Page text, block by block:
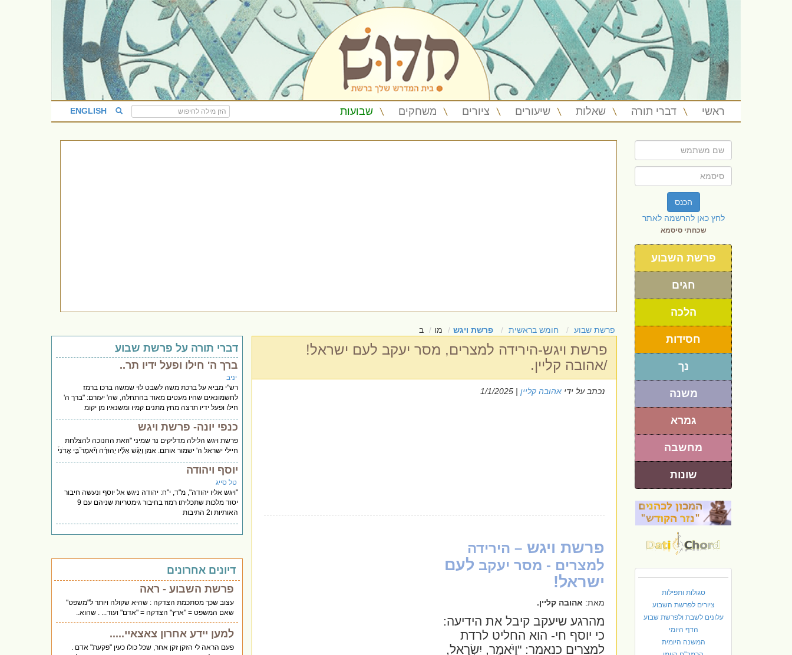
ראשי דברי תורה שאלות שיעורים ציורים משחקים שבועות ENGLISH
הכנס
לחץ כאן להרשמה לאתר
שכחתי סיסמא
פרשת השבוע
חגים
הלכה
חסידות
נך
משנה
גמרא
מחשבה
שונות
סגולות ותפילות
ציורים לפרשת השבוע
עלונים לשבת ולפרשת שבוע
הדף היומי
המשנה היומית
פרשת שבוע חומש בראשית פרשת ויגש מו ב
פרשת ויגש-הירידה למצרים, מסר יעקב לעם ישראל!
/אהובה קליין.
נכתב על ידי אהובה קליין | 1/1/2025
פרשת ויגש – הירידה
למצרים - מסר יעקב לעם
ישראל!
מאת: אהובה קליין.
מהרגע שיעקב קיבל את הידיעה:
כי יוסף חי- הוא החליט לרדת
למצרים כנאמר: "וַיֹּאמֶר, יִשְׂרָאֵל,
דברי תורה על פרשת שבוע
ברך ה' חילו ופעל ידיו תר..
יניב
רש"י מביא על ברכת משה לשבט לוי שמשה ברכו ברמז
לחשמונאים שהיו מעטים מאוד בהתחלה, שה' יעזרם: "ברך ה'
חילו ופעל ידיו תרצה מחץ מתנים קמיו ומשנאיו מן יקומ
כנפי יונה- פרשת ויגש
פרשת ויגש הלילה מדליקים נר שמיני "וזאת החנוכה להצלחת
חיילי ישראל ה' ישמור אותם. אמן וַיִּגַּ֨שׁ אֵלָ֜יו יְהוּדָ֗ה וַיֹּ֘אמֶר֮ בִּ֣י אֲדֹנִי֒
יוסף ויהודה
טל סייג
"ויגש אליו יהודה", מ"ד, י"ח: יהודה ניגש אל יוסף ונעשה חיבור
יסוד מלכות שתכליתו רמוז בחיבור גימטריות שניהם עם 9
האותיות ו2 התיבות
דיונים אחרונים
פרשת השבוע - ראה
עצוב שכך מסתכמת הצדקה : שהיא שקולה ויותר ל"משפט"
שאם המשפט = "ארץ" הצדקה = "אדם" ועוד... . שהוא..
למען יידע אחרון צאצאיי.....
פעם הראה לי הזקן זקן אחר, שכל כולו כעין "פקעת" אדם .